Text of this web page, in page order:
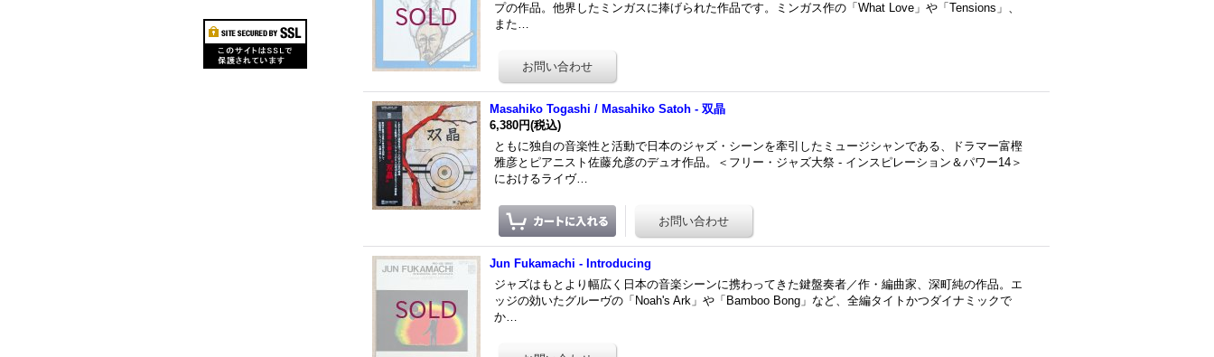
プの作品。他界したミンガスに捧げられた作品です。ミンガス作の「What Love」や「Tensions」、
また…
Masahiko Togashi / Masahiko Satoh - 双晶
6,380円(税込)
ともに独自の音楽性と活動で日本のジャズ・シーンを牽引したミュージシャンである、ドラマー富樫
雅彦とピアニスト佐藤允彦のデュオ作品。＜フリー・ジャズ大祭 - インスピレーション＆パワー14＞
におけるライヴ…
Jun Fukamachi - Introducing
ジャズはもとより幅広く日本の音楽シーンに携わってきた鍵盤奏者／作・編曲家、深町純の作品。エ
ッジの効いたグルーヴの「Noah's Ark」や「Bamboo Bong」など、全編タイトかつダイナミックで
か…